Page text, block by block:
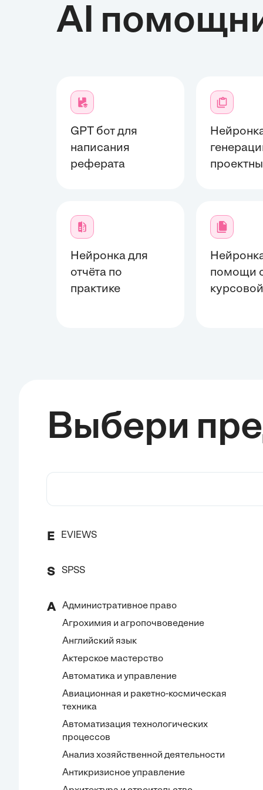
AI
GPT бот для
написания
реферата
Нейронка для
отчёта по
практике
помощи
курсовой
Выбери
E EVIEWS
S SPSS
А
Административное право
Агрохимия и агропочвоведение
Английский язык
Актерское мастерство
Автоматика и управление
Авиационная и ракетно-космическая
техника
Автоматизация технологических
процессов
Анализ хозяйственной деятельности
Антикризисное управление